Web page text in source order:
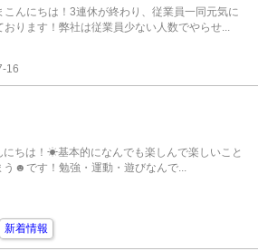
こんにちは！3連休が終わり、従業員一同元気に
おります！弊社は従業員少ない人数でやらせ...
16
にちは！☀基本的になんでも楽しんで楽しいこと
う☻です！勉強・運動・遊びなんで...
新着情報